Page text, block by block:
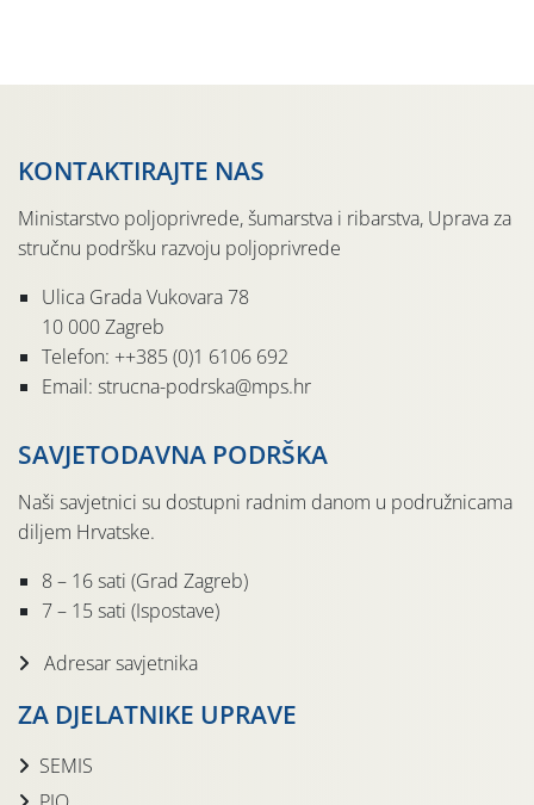
KONTAKTIRAJTE NAS
Ministarstvo poljoprivrede, šumarstva i ribarstva, Uprava za
stručnu podršku razvoju poljoprivrede
Ulica Grada Vukovara 78
10 000 Zagreb
Telefon: ++385 (0)1 6106 692
Email: strucna-podrska@mps.hr
SAVJETODAVNA PODRŠKA
Naši savjetnici su dostupni radnim danom u podružnicama
diljem Hrvatske.
8 – 16 sati (Grad Zagreb)
7 – 15 sati (Ispostave)
Adresar savjetnika
ZA DJELATNIKE UPRAVE
SEMIS